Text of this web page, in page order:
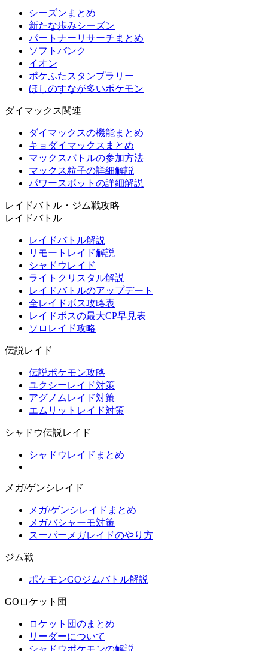
シーズンまとめ
新たな歩みシーズン
パートナーリサーチまとめ
ソフトバンク
イオン
ポケふたスタンプラリー
ほしのすなが多いポケモン
ダイマックス関連
ダイマックスの機能まとめ
キョダイマックスまとめ
マックスバトルの参加方法
マックス粒子の詳細解説
パワースポットの詳細解説
レイドバトル・ジム戦攻略
レイドバトル
レイドバトル解説
リモートレイド解説
シャドウレイド
ライトクリスタル解説
レイドバトルのアップデート
全レイドボス攻略表
レイドボスの最大CP早見表
ソロレイド攻略
伝説レイド
伝説ポケモン攻略
ユクシーレイド対策
アグノムレイド対策
エムリットレイド対策
シャドウ伝説レイド
シャドウレイドまとめ
メガ/ゲンシレイド
メガ/ゲンシレイドまとめ
メガバシャーモ対策
スーパーメガレイドのやり方
ジム戦
ポケモンGOジムバトル解説
GOロケット団
ロケット団のまとめ
リーダーについて
シャドウポケモンの解説